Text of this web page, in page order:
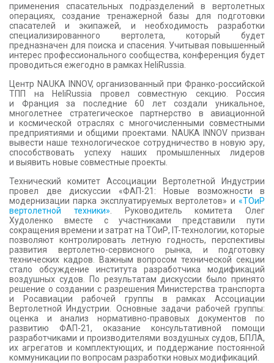
применения спасательных подразделений в вертолетных
операциях, создание тренажерной базы для подготовки
спасателей и экипажей, и необходимость разработки
специализированного вертолета, который будет
предназначен для поиска и спасения. Учитывая повышенный
интерес профессионального сообщества, конференция будет
проводиться ежегодно в рамках HeliRussia.
Центр NAUKA INNOV, организованный при Франко-российской
ТПП на HeliRussia провел совместную секцию. Россия
и Франция за последние 60 лет создали уникальное,
многолетнее стратегическое партнерство в авиационной
и космической отраслях с многочисленными совместными
предприятиями и общими проектами. NAUKA INNOV призван
вывести наше технологическое сотрудничество в новую эру,
способствовать успеху наших промышленных лидеров
и выявить новые совместные проекты.
Технический комитет Ассоциации Вертолетной Индустрии
провел две дискуссии «ФАП-21: Новые возможности в
модернизации парка эксплуатируемых вертолетов» и «ТОиР
вертолетной техники» . Руководитель комитета Олег
Худоленко вместе с участниками представили пути
сокращения времени и затрат на ТОиР, IT-технологии, которые
позволяют контролировать летную годность, перспективы
развития вертолетно-сервисного рынка, и подготовку
технических кадров. Важным вопросом технической секции
стало обсуждение института разработчика модификаций
воздушных судов. По результатам дискуссии было принято
решение о создании с разрешения Министерства транспорта
и Росавиации рабочей группы в рамках Ассоциации
Вертолетной Индустрии. Основные задачи рабочей группы:
оценка и анализ нормативно-правовых документов по
развитию ФАП-21, оказание консультативной помощи
разработчиками и производителями воздушных судов, БПЛА,
их агрегатов и комплектующих, и поддержание постоянной
коммуникации по вопросам разработки новых модификаций.